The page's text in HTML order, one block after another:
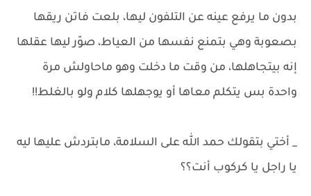
بدون ما يرفع عينه عن التلفون ليها، بلعت فاتن ريقها
بصعوبة وهي بتمنع نفسها من العياط، صوّر ليها عقلها
إنه بيتجاهلها، من وقت ما دخلت وهو ماحاولش مرة
واحدة بس يتكلم معاها أو يوجهلها كلام ولو بالغلط!!
_ أختي بتقولك حمد الله على السلامة، مابتردش عليها ليه
يا راجل يا كركوب أنت؟؟